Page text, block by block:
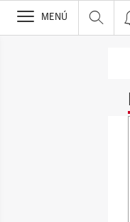
>
MENÚ